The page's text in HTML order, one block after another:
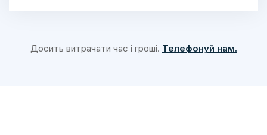
Досить витрачати час і гроші. Телефонуй нам.